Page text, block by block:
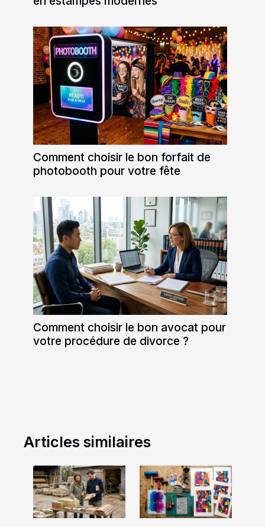
Comment choisir le bon forfait de
photobooth pour votre fête
Comment choisir le bon avocat pour
votre procédure de divorce ?
Articles similaires